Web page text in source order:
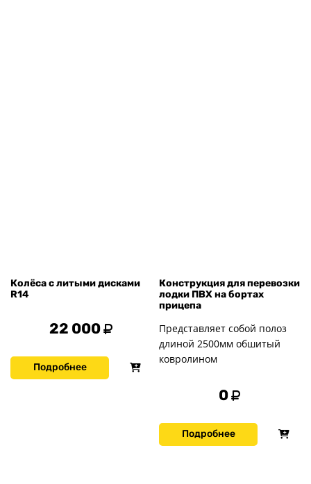
Колёса с литыми дисками
R14
22 000
Подробнее
Конструкция для перевозки
лодки ПВХ на бортах
прицепа
Представляет собой полоз
длиной 2500мм обшитый
ковролином
0
Подробнее